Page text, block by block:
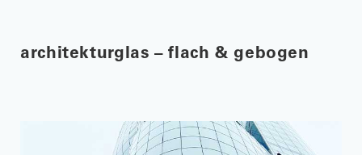
architekturglas – flach & gebogen